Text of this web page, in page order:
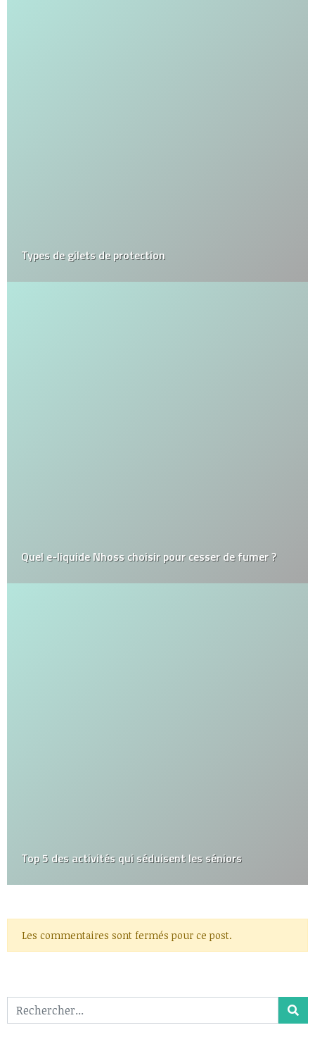
Types de gilets de protection
Quel e-liquide Nhoss choisir pour cesser de fumer ?
Top 5 des activités qui séduisent les séniors
Les commentaires sont fermés pour ce post.